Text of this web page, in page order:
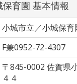
育園 基本情報
小城市立／小城保育
F兼0952-72-4307
〒845-0002 佐賀県
４４